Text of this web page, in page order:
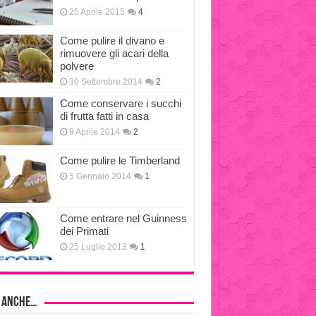
25 Aprile 2015 4
Come pulire il divano e
rimuovere gli acari della
polvere
30 Settembre 2014 2
Come conservare i succhi
di frutta fatti in casa
9 Aprile 2014 2
Come pulire le Timberland
5 Gennaio 2014 1
Come entrare nel Guinness
dei Primati
25 Luglio 2013 1
anche…